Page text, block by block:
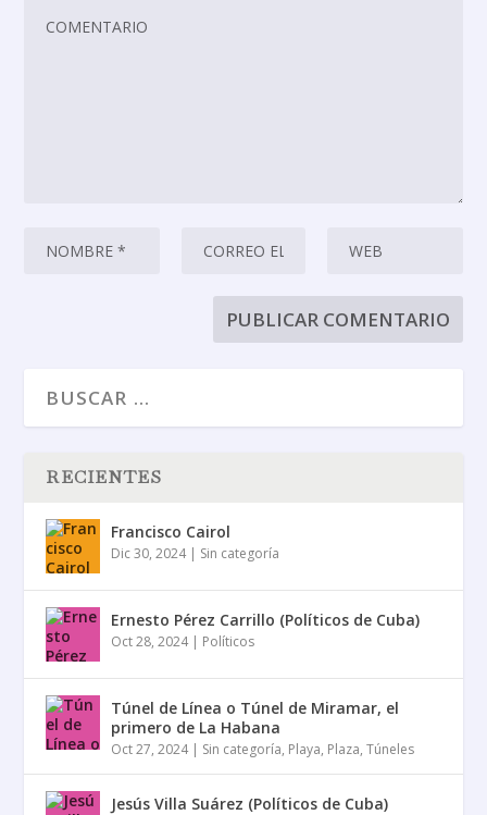
RECIENTES
Francisco Cairol
Dic 30, 2024| Sin categoría
Ernesto Pérez Carrillo (Políticos de Cuba)
Oct 28, 2024| Políticos
Túnel de Línea o Túnel de Miramar, el
primero de La Habana
Oct 27, 2024| Sin categoría, Playa, Plaza,Túneles
Jesús Villa Suárez (Políticos de Cuba)